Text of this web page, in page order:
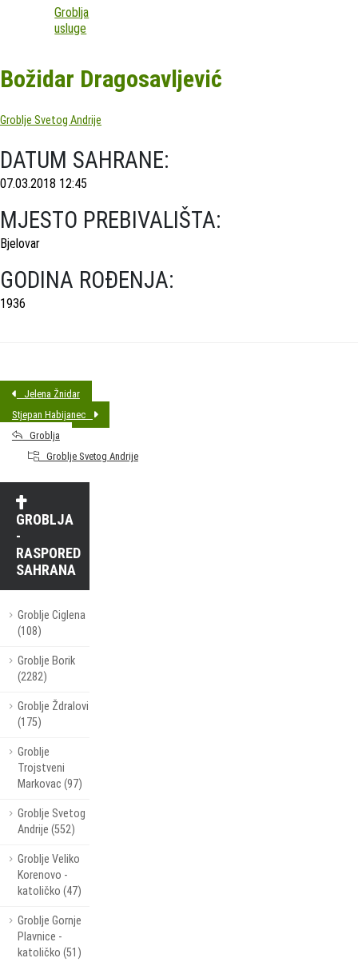
Groblja
usluge
Božidar Dragosavljević
Groblje Svetog Andrije
DATUM SAHRANE:
07.03.2018 12:45
MJESTO PREBIVALIŠTA:
Bjelovar
GODINA ROĐENJA:
1936
Jelena Žnidar
Stjepan Habijanec
Groblja
Groblje Svetog Andrije
GROBLJA
-
RASPORED
SAHRANA
Groblje Ciglena
(108)
Groblje Borik
(2282)
Groblje Ždralovi
(175)
Groblje
Trojstveni
Markovac (97)
Groblje Svetog
Andrije (552)
Groblje Veliko
Korenovo -
katoličko (47)
Groblje Gornje
Plavnice -
katoličko (51)